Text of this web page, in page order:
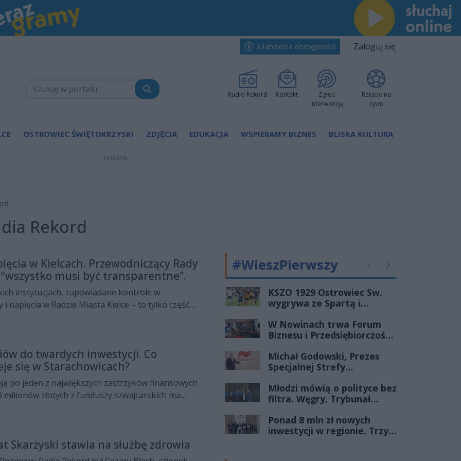
Ułatwienia dostępności Zaloguj się
Radio Rekord Kontakt
Zgłoś
interwencję
Relacje na
żywo
OSTROWIEC ŚWIĘTOKRZYSKI ZDJĘCIA EDUKACJA WSPIERAMY BIZNES BLISKA KULTURA
REKLAMA
Rekord
w Kielcach. Przewodniczący Rady
musi być transparentne”.
instytucjach, zapowiadane kontrole w
napięcia w Radzie Miasta Kielce – to tylko część
był Maciej Jakubczyk, przewodniczący Rady
oraz do najważniejszych decyzji podejmowanych
W rozmowie padły także pytania o plan ogólny
oraz przyszłość inwestycji w Kielcach.
do twardych inwestycji. Co
się w Starachowicach?
po jeden z największych zastrzyków finansowych
złotych z funduszy szwajcarskich ma
dokładnie pójdą te środki? Które inwestycje są
prezydent Marek Materek mówi wprost: co
skorzysta i czy 80 milionów to impuls na dekadę -
Skarżyski stawia na służbę zdrowia
#WieszPierwszy PoprzednieNastępne
KSZO 1929 Ostrowiec Sw.
wygrywa ze Spartą i
barażach o 2 ligę
W Nowinach trwa Forum
Biznesu i Przedsiębiorczości-
Michał Godowski, Prezes
Specjalnej Strefy
„Starachowice”, gościem
Porannej Rozmowy Radia
Młodzi mówią o polityce bez
filtra. Węgry, Trybunał
młode pokolenie naprawdę
zmienia zasady gry
Ponad 8 mln zł nowych
inwestycji w regionie. Trzy